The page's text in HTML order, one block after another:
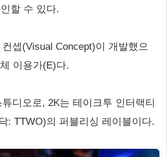
할 수 있다.
셉(Visual Concept)이 개발했으
이용가(E)다.
디오로, 2K는 테이크투 인터랙티
: TTWO)의 퍼블리싱 레이블이다.